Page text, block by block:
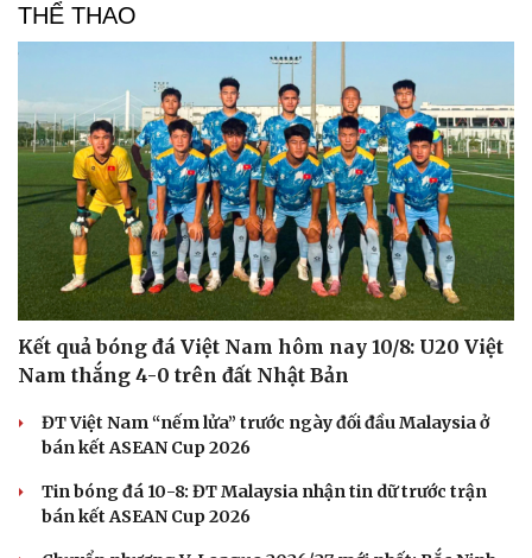
THỂ THAO
Kết quả bóng đá Việt Nam hôm nay 10/8: U20 Việt
Nam thắng 4-0 trên đất Nhật Bản
ĐT Việt Nam “nếm lửa” trước ngày đối đầu Malaysia ở
bán kết ASEAN Cup 2026
Tin bóng đá 10-8: ĐT Malaysia nhận tin dữ trước trận
bán kết ASEAN Cup 2026